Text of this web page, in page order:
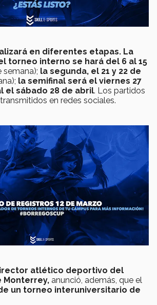
en diferentes etapas. La
torneo interno se hará del 6 al 15
semana); la segunda, el 21 y 22 de
la semifinal será el viernes 27
el sábado 28 de abril. Los partidos
en redes sociales.
atlético deportivo del
Monterrey, anunció, además, que el
un torneo interuniversitario de